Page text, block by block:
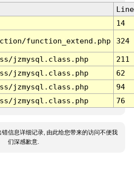
Line
14
function_extend.php 324
jzmysql.class.php
211
jzmysql.class.php
62
jzmysql.class.php
94
jzmysql.class.php 76
错信息详细记录, 由此给您带来的访问不便我
们深感歉意.